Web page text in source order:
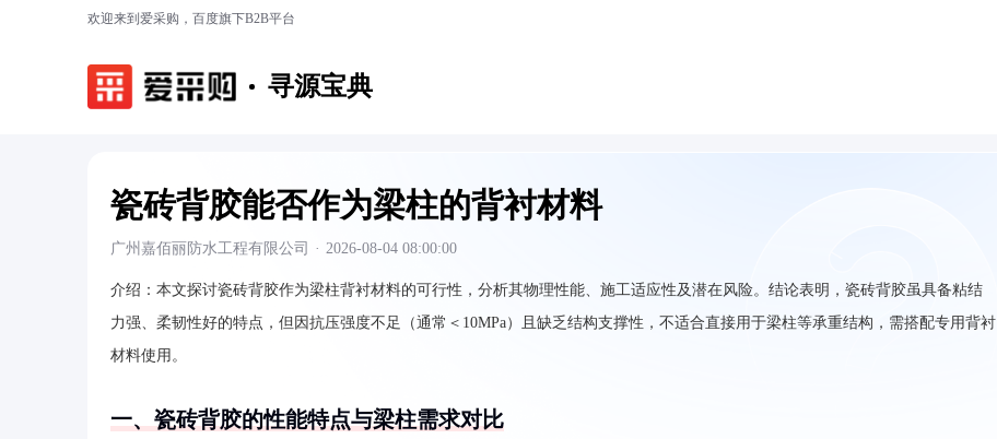
欢迎来到爱采购，百度旗下B2B平台
寻源宝典
瓷砖背胶能否作为梁柱的背衬材料
广州嘉佰丽防水工程有限公司 · 2026-08-04 08:00:00
介绍： 本文探讨瓷砖背胶作为梁柱背衬材料的可行性，分析其物理性能、施工适应性及潜在风险。结论表明，瓷砖背胶虽具备粘结
力强、柔韧性好的特点，但因抗压强度不足（通常＜10MPa）且缺乏结构支撑性，不适合直接用于梁柱等承重结构，需搭配专用背衬
材料使用。
一、瓷砖背胶的性能特点与梁柱需求对比